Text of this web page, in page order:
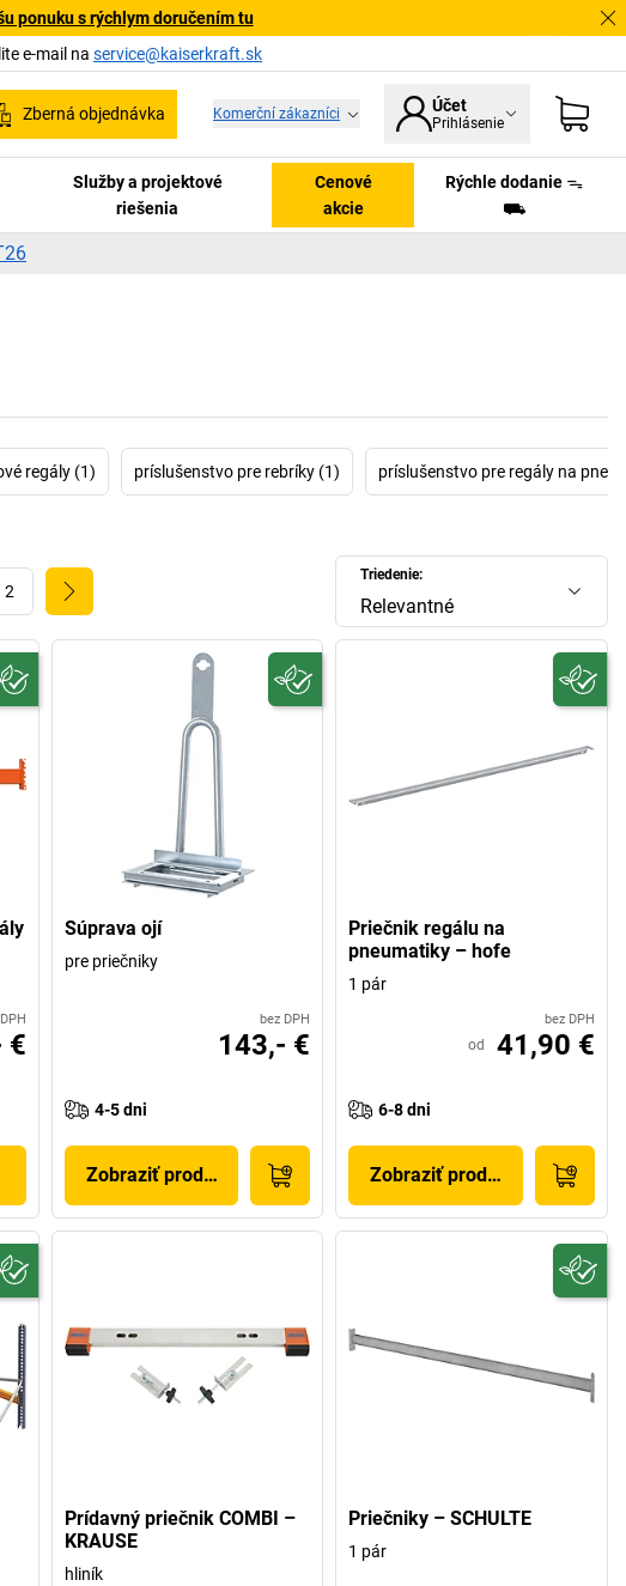
ponuku s rýchlym doručením tu
e-mail na service@kaiserkraft.sk
Zberná objednávka Komerční zákazníci Účet
Prihlásenie
Služby a projektové
riešenia
Cenové
akcie
Rýchle dodanie ᯓ
⛟
regály (1) príslušenstvo pre rebríky (1) príslušenstvo pre regály na
Triedenie:
Relevantné
2
€
Súprava ojí
pre priečniky
bez DPH
143,- €
4-5 dni
Zobraziť produkt
Priečnik regálu na
pneumatiky – hofe
1 pár
bez DPH
od 41,90 €
6-8 dni
Zobraziť produkt
Prídavný priečnik COMBI –
KRAUSE
hliník
Priečniky – SCHULTE
1 pár